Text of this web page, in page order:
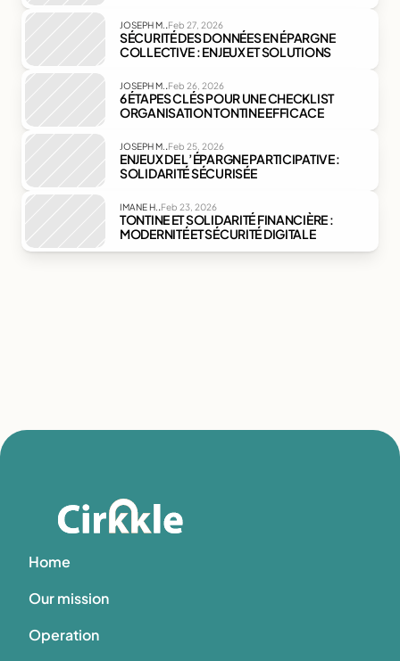
JOSEPH M. .Feb 27, 2026
SÉCURITÉ DES DONNÉES EN ÉPARGNE
COLLECTIVE : ENJEUX ET SOLUTIONS
JOSEPH M. .Feb 26, 2026
6 ÉTAPES CLÉS POUR UNE CHECKLIST
ORGANISATION TONTINE EFFICACE
JOSEPH M. .Feb 25, 2026
ENJEUX DE L’ÉPARGNE PARTICIPATIVE :
SOLIDARITÉ SÉCURISÉE
IMANE H. .Feb 23, 2026
TONTINE ET SOLIDARITÉ FINANCIÈRE :
MODERNITÉ ET SÉCURITÉ DIGITALE
Home
Our mission
Operation